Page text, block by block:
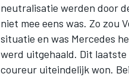
neutralisatie werden door
niet mee eens was. Zo zou
situatie en was Mercedes
werd uitgehaald. Dit
coureur uiteindelijk won.